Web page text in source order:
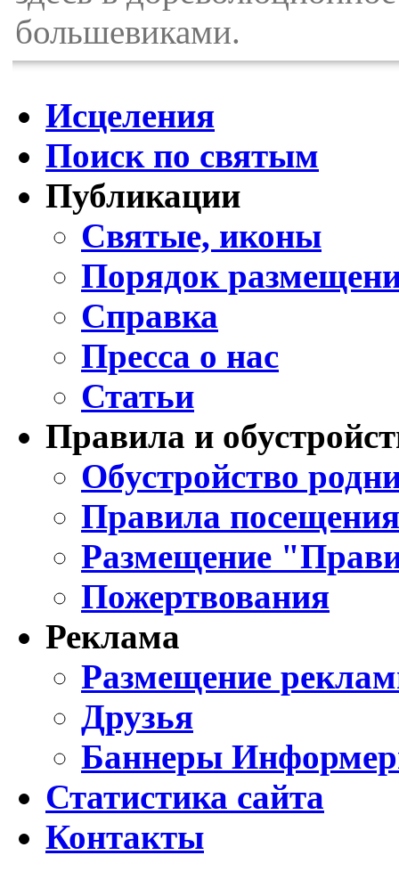
большевиками.
Исцеления
Поиск по святым
Публикации
Святые, иконы
Порядок
Справка
Пресса о нас
Статьи
Правила и
Обустройство
Правила
Размещение
Пожертвования
Реклама
Размещение
Друзья
Баннеры
Статистика сайта
Контакты